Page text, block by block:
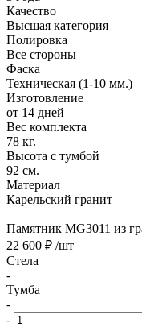
Качество
Высшая категория
Полировка
Все стороны
Фаска
Техническая (1-10 мм.)
Изготовление
от 14 дней
Вес комплекта
78 кг.
Высота с тумбой
92 см.
Материал
Карельский гранит
Памятник MG3011 из
22 600 ₽ /шт
Стела
-
Тумба
-
-